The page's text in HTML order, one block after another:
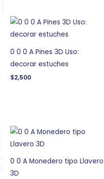
0 0 0 A Pines 3D Uso:
decorar estuches
$2,500
0 0 A Monedero tipo Llavero
3D